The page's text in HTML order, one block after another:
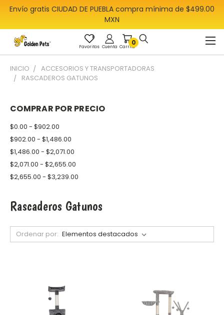
Envío gratis CIUDAD DE PUEBLA compra mínima de $499.00
MXN
Favoritos 0
Carrito
Cuenta
INICIO
ACCESORIOS Y TRANSPORTADORAS
RASCADEROS GATUNOS
COMPRAR POR PRECIO
$0.00 - $902.00
$902.00 - $1,486.00
$1,486.00 - $2,071.00
$2,071.00 - $2,655.00
$2,655.00 - $3,239.00
Rascaderos Gatunos
Ordenar por: